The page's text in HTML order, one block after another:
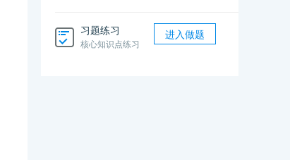
习题练习
核心知识点练习
进入做题